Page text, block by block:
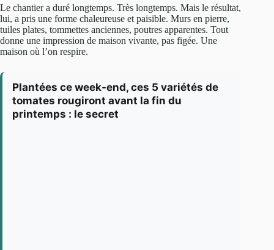
Le chantier a duré longtemps. Très longtemps. Mais le résultat,
lui, a pris une forme chaleureuse et paisible. Murs en pierre,
tuiles plates, tommettes anciennes, poutres apparentes. Tout
donne une impression de maison vivante, pas figée. Une
maison où l’on respire.
Plantées ce week-end, ces 5 variétés de
tomates rougiront avant la fin du
printemps : le secret